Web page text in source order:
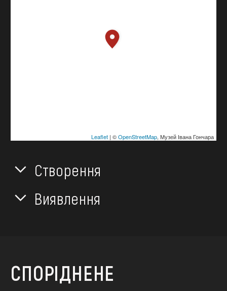
Leaflet| ©OpenStreetMap, Музей Івана Гончара
Створення
Виявлення
СПОРІДНЕНЕ